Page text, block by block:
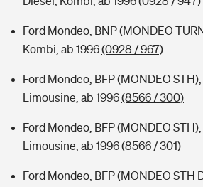
Ford Mondeo, BNP (MONDEO
Kombi, ab 1996(0928 / 967)
Ford Mondeo, BFP (MONDEO STH),
Limousine, ab 1996(8566 / 300)
Ford Mondeo, BFP (MONDEO
Limousine, ab 1996(8566 / 301)
Ford Mondeo, BFP (MONDEO STH